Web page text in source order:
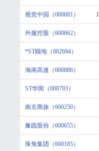
视觉中国（000681）
外服控股（600662）
*ST顾地（002694）
海南高速（000886）
ST华闻（000793）
南京商旅（600250）
豫园股份（600655）
珠免集团（600185）